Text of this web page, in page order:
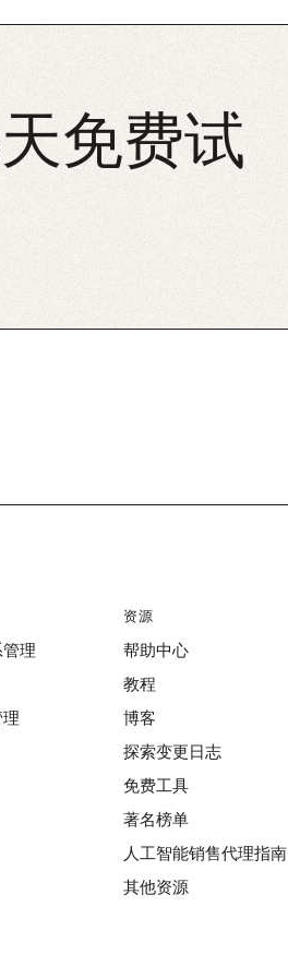
免费试
理
资源
帮助中心
教程
博客
探索变更日志
免费工具
著名榜单
人工智能销售代理指南
其他资源